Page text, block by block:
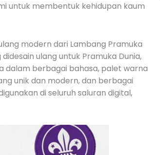
untuk membentuk kehidupan kaum
modern dari Lambang Pramuka
ulang untuk Pramuka Dunia,
dalam berbagai bahasa, palet warna
unik dan modern, dan berbagai
di seluruh saluran digital,